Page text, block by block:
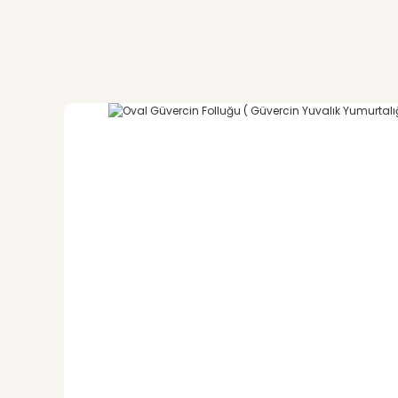
Tam istediğim gibi 50 adet rengarenk boncuk fiyatı
Bu ürünün fiyat bilgisi, resim, ürün açıklamalarında ve
Ürün açıklamasında eksik bilgiler bulunuyor.